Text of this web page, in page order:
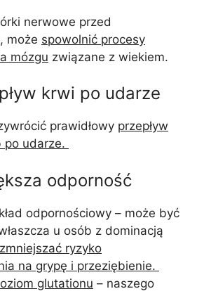
nerwowe przed
może spowolnić procesy
mózgu związane z wiekiem.
krwi po udarze
prawidłowy przepływ
po udarze.
odporność
odpornościowy – może być
u osób z dominacją
ryzyko
na grypę i przeziębienie.
glutationu – naszego